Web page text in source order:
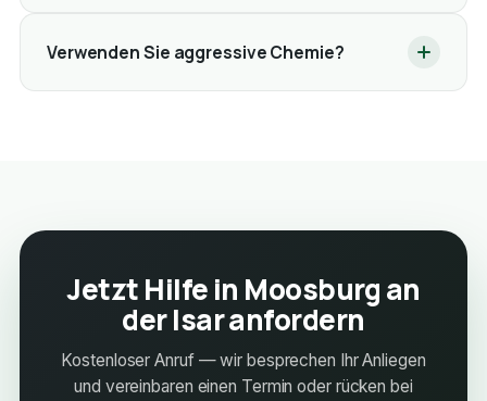
Verwenden Sie aggressive Chemie?
Jetzt Hilfe in Moosburg an
der Isar anfordern
Kostenloser Anruf — wir besprechen Ihr Anliegen
und vereinbaren einen Termin oder rücken bei